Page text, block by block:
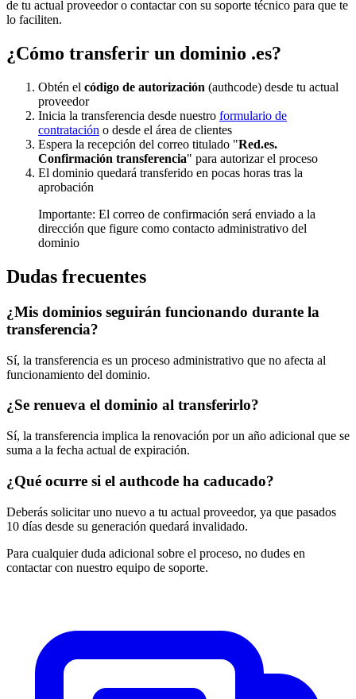
de tu actual proveedor o contactar con su soporte técnico para que te
lo faciliten.
¿Cómo transferir un dominio .es?
Obtén el código de autorización (authcode) desde tu actual
proveedor
Inicia la transferencia desde nuestro formulario de
contratación o desde el área de clientes
Espera la recepción del correo titulado "Red.es.
Confirmación transferencia" para autorizar el proceso
El dominio quedará transferido en pocas horas tras la
aprobación
Importante: El correo de confirmación será enviado a la
dirección que figure como contacto administrativo del
dominio
Dudas frecuentes
¿Mis dominios seguirán funcionando durante la
transferencia?
Sí, la transferencia es un proceso administrativo que no afecta al
funcionamiento del dominio.
¿Se renueva el dominio al transferirlo?
Sí, la transferencia implica la renovación por un año adicional que se
suma a la fecha actual de expiración.
¿Qué ocurre si el authcode ha caducado?
Deberás solicitar uno nuevo a tu actual proveedor, ya que pasados
10 días desde su generación quedará invalidado.
Para cualquier duda adicional sobre el proceso, no dudes en
contactar con nuestro equipo de soporte.